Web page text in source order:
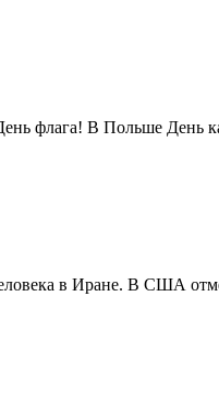
флага! В Польше День
в Иране. В США